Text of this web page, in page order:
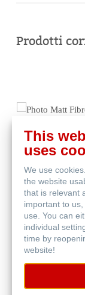
Prodotti
Photo Matt
This
uses
We use
the website
that is relevant
important to
use. You can
individual
time by
website!